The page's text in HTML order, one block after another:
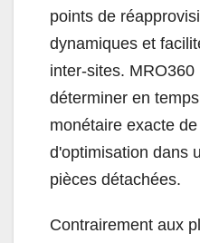
points de
dynamiques et
inter-sites.
déterminer en
monétaire exacte
d'optimisation dans
pièces détachées.
Contrairement aux